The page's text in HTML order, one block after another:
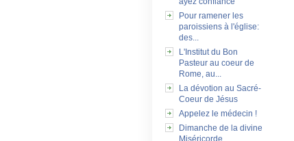
Pour ramener les
paroissiens à l'église:
des...
L'Institut du Bon
Pasteur au coeur de
Rome, au...
La dévotion au Sacré-
Coeur de Jésus
Appelez le médecin !
Dimanche de la divine
Miséricorde